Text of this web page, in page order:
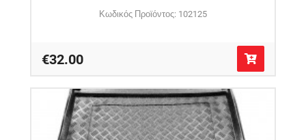
Κωδικός Προϊόντος: 102125
€32.00